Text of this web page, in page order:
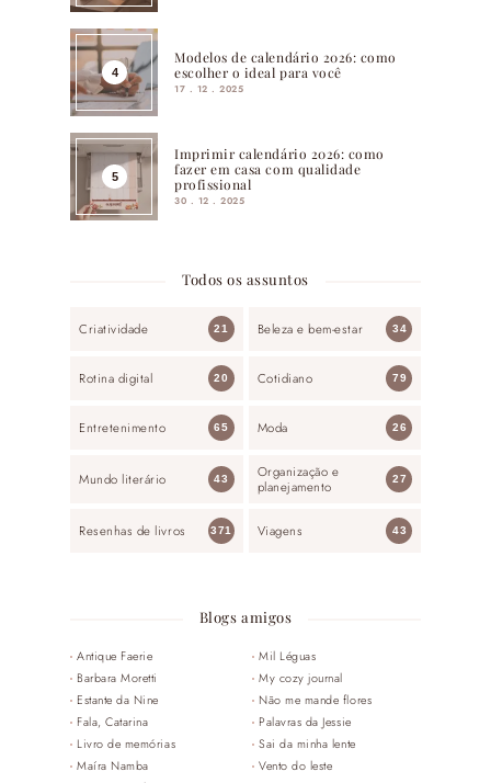
Modelos de calendário 2026: como
escolher o ideal para você
17 . 12 . 2025
Imprimir calendário 2026: como
fazer em casa com qualidade
profissional
30 . 12 . 2025
Todos os assuntos
Criatividade 21 Beleza e bem-estar 34
Rotina digital 20 Cotidiano 79
Entretenimento 65 Moda 26
Mundo literário 43
Organização e
planejamento
27
Resenhas de livros 371 Viagens 43
Blogs amigos
Antique Faerie
Barbara Moretti
Estante da Nine
Fala, Catarina
Livro de memórias
Maíra Namba
Mil Léguas
My cozy journal
Não me mande flores
Palavras da Jessie
Sai da minha lente
Vento do leste